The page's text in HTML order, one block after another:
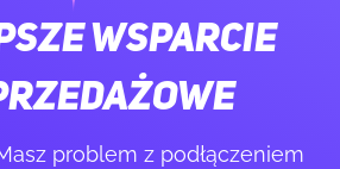
NVMe, 13400 MB/​s zapis,
wsparcie
problem z podłączeniem